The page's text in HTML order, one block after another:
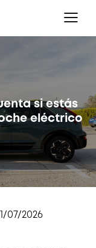
si estás
eléctrico
07/2026